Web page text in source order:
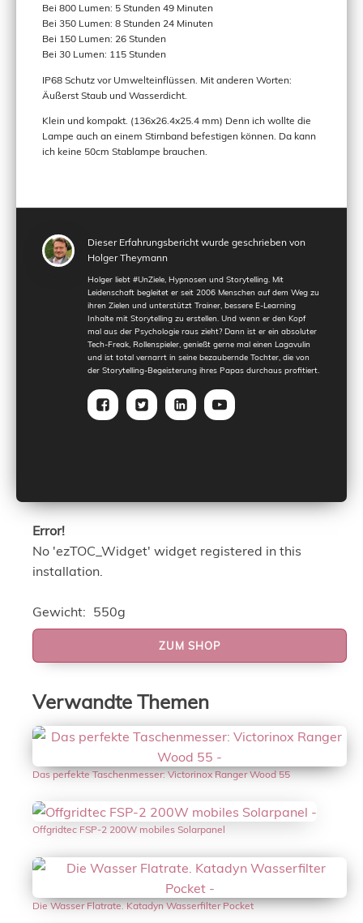
Bei 800 Lumen: 5 Stunden 49 Minuten
Bei 350 Lumen: 8 Stunden 24 Minuten
Bei 150 Lumen: 26 Stunden
Bei 30 Lumen: 115 Stunden
IP68 Schutz vor Umwelteinflüssen. Mit anderen Worten:
Äußerst Staub und Wasserdicht.
Klein und kompakt. (136x26.4x25.4 mm) Denn ich wollte die
Lampe auch an einem Stirnband befestigen können. Da kann
ich keine 50cm Stablampe brauchen.
Dieser Erfahrungsbericht wurde geschrieben von
Holger Theymann
Holger liebt #UnZiele, Hypnosen und Storytelling. Mit
Leidenschaft begleitet er seit 2006 Menschen auf dem Weg zu
ihren Zielen und unterstützt Trainer, bessere E-Learning
Inhalte mit Storytelling zu erstellen. Und wenn er den Kopf
mal aus der Psychologie raus zieht? Dann ist er ein absoluter
Tech-Freak, Rollenspieler, genießt gerne mal einen Lagavulin
und ist total vernarrt in seine bezaubernde Tochter, die von
der Storytelling-Begeisterung ihres Papas durchaus profitiert.
Error!
No 'ezTOC_Widget' widget registered in this
installation.
Gewicht: 550g
ZUM SHOP
Verwandte Themen
Das perfekte Taschenmesser: Victorinox Ranger Wood 55
Offgridtec FSP-2 200W mobiles Solarpanel
Die Wasser Flatrate. Katadyn Wasserfilter Pocket